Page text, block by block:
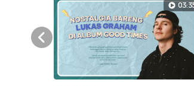
Prev